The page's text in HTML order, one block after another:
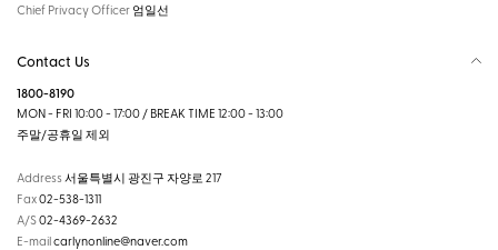
Chief Privacy Officer 엄일선
Contact Us
1800-8190
MON - FRI 10:00 - 17:00 / BREAK TIME 12:00 - 13:00
주말/공휴일 제외
Address서울특별시 광진구 자양로 217
Fax02-538-1311
A/S02-4369-2632
E-mailcarlynonline@naver.com